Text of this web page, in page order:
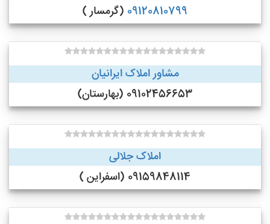
09120810799 (گرمسار )
مشاور املاک ایرانیان
09102456653 (بهارستان)
املاک جلالی
09159848114 (اسفراین )